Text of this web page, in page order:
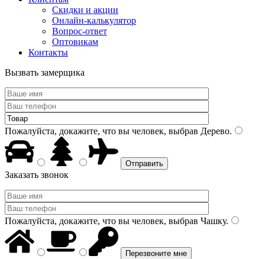
Скидки и акции
Онлайн-калькулятор
Вопрос-ответ
Оптовикам
Контакты
Вызвать замерщика
Пожалуйста, докажите, что вы человек, выбрав Дерево.
Заказать звонок
Пожалуйста, докажите, что вы человек, выбрав Чашку.